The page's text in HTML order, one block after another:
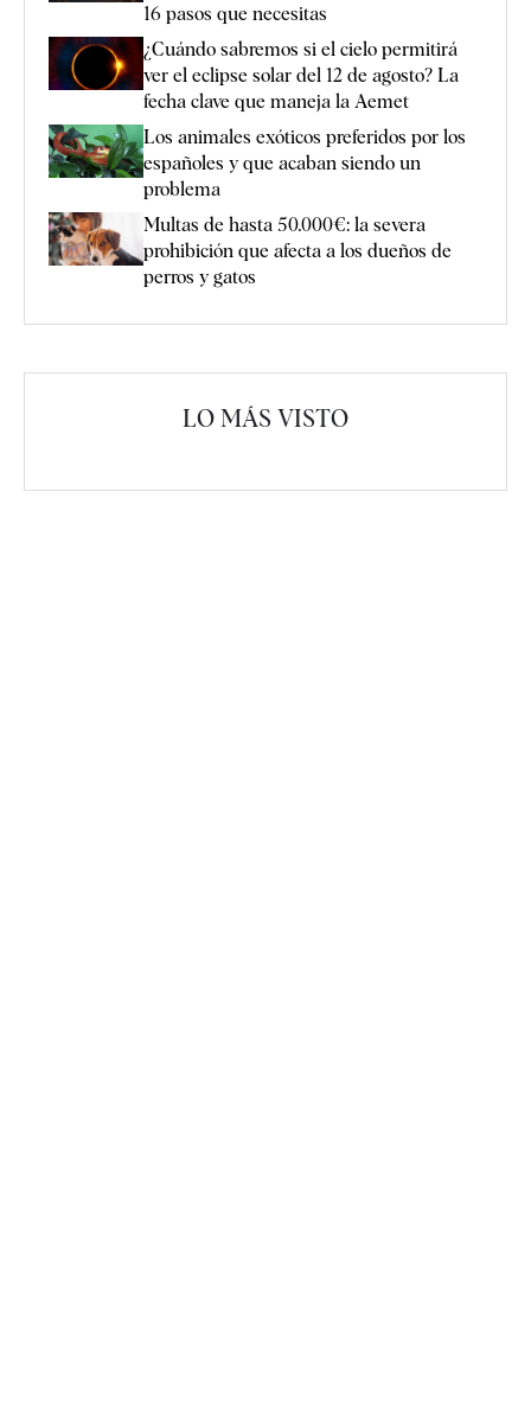
16 pasos que necesitas
¿Cuándo sabremos si el cielo permitirá
ver el eclipse solar del 12 de agosto? La
fecha clave que maneja la Aemet
Los animales exóticos preferidos por los
españoles y que acaban siendo un
problema
Multas de hasta 50.000€: la severa
prohibición que afecta a los dueños de
perros y gatos
LO MÁS VISTO